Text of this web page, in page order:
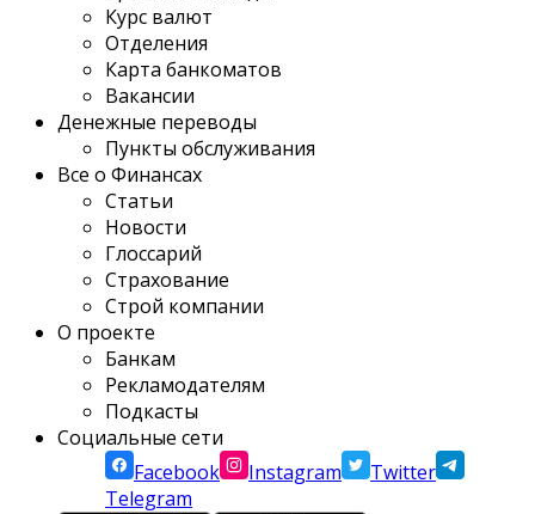
Курс валют
Отделения
Карта банкоматов
Вакансии
Денежные переводы
Пункты обслуживания
Все о Финансах
Статьи
Новости
Глоссарий
Страхование
Строй компании
О проекте
Банкам
Рекламодателям
Подкасты
Социальные сети
Facebook
Instagram
Twitter
Telegram